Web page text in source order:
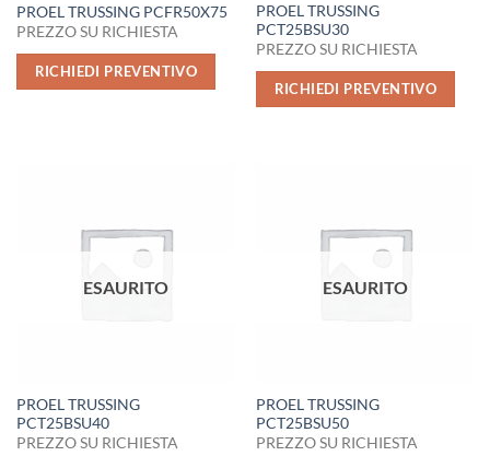
PROEL TRUSSING PCFR50X75
PREZZO SU RICHIESTA
RICHIEDI PREVENTIVO
PROEL TRUSSING
PCT25BSU30
PREZZO SU RICHIESTA
RICHIEDI PREVENTIVO
ESAURITO
PROEL TRUSSING
PCT25BSU40
PREZZO SU RICHIESTA
ESAURITO
PROEL TRUSSING
PCT25BSU50
PREZZO SU RICHIESTA